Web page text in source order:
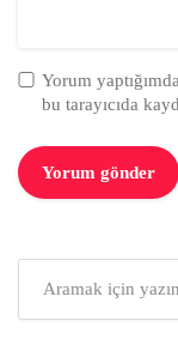
Yorum
bu tarayıcıda